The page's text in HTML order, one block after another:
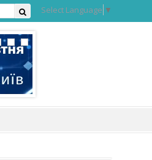
Select Language ▼